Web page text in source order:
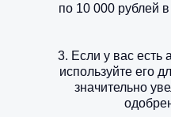
по 10 000 рублей
3. Если у вас есть
используйте его
значительно